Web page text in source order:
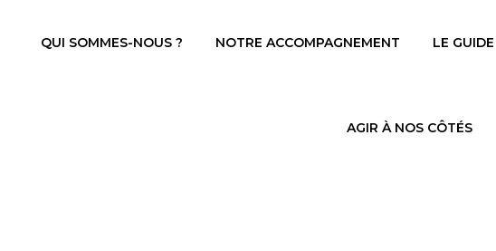
QUI SOMMES-NOUS ? NOTRE ACCOMPAGNEMENT LE
AGIR À NOS CÔTÉS